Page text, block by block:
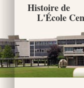
Histoire de
L'École